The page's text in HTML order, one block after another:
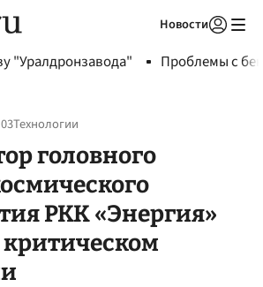
Новости
"Уралдронзавода" Проблемы с
Технологии
головного
РКК «Энергия»